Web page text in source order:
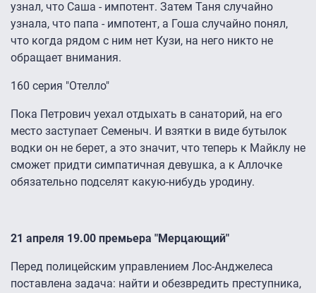
узнал, что Саша - импотент. Затем Таня случайно
узнала, что папа - импотент, а Гоша случайно понял,
что когда рядом с ним нет Кузи, на него никто не
обращает внимания.
160 серия "Отелло"
Пока Петрович уехал отдыхать в санаторий, на его
место заступает Семеныч. И взятки в виде бутылок
водки он не берет, а это значит, что теперь к Майклу не
сможет придти симпатичная девушка, а к Аллочке
обязательно подселят какую-нибудь уродину.
21 апреля 19.00 премьера "Мерцающий"
Перед полицейским управлением Лос-Анджелеса
поставлена задача: найти и обезвредить преступника,